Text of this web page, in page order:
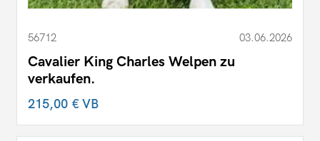
56712 03.06.2026
Cavalier King Charles Welpen zu
verkaufen.
215,00 €VB